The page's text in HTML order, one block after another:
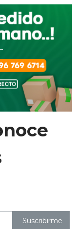
Suscribirme